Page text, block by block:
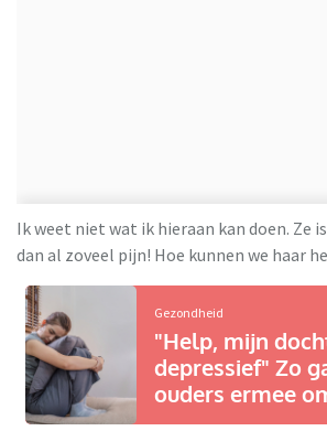
Ik weet niet wat ik hieraan kan doen. Ze
dan al zoveel pijn! Hoe kunnen we haar
Gezondheid
"Help, mijn
depressief" Zo
ouders ermee